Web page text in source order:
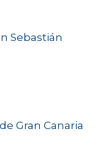
Sebastián
Gran Canaria